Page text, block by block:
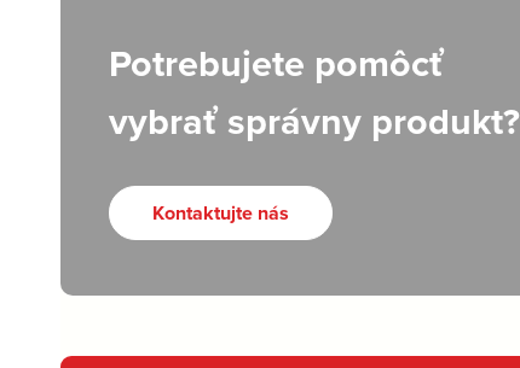
Potrebujete pomôcť
vybrať správny produkt?
Kontaktujte nás